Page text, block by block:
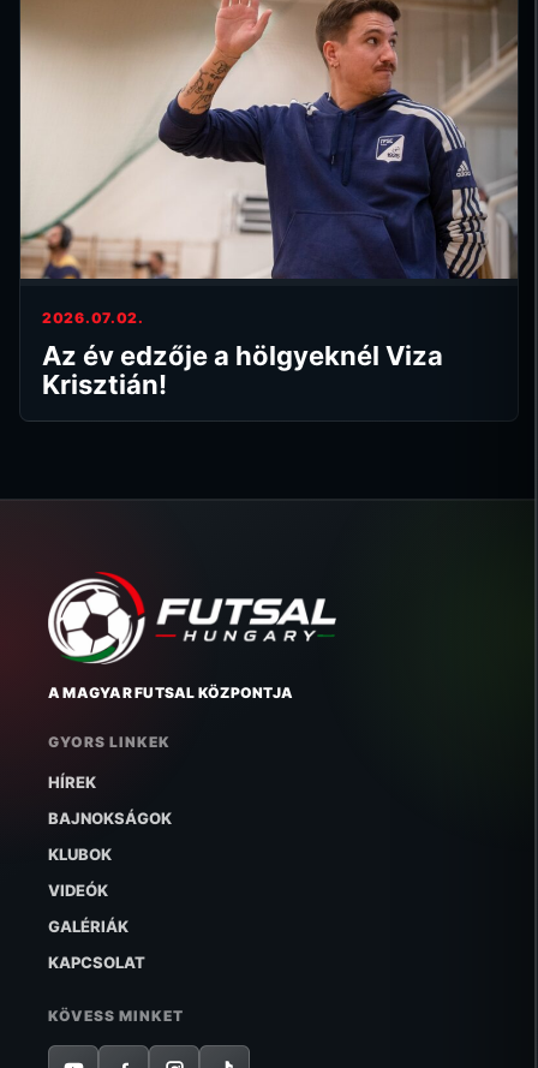
2026.07.02.
Az év edzője a hölgyeknél Viza
Krisztián!
A MAGYAR FUTSAL KÖZPONTJA
GYORS LINKEK
HÍREK
BAJNOKSÁGOK
KLUBOK
VIDEÓK
GALÉRIÁK
KAPCSOLAT
KÖVESS MINKET